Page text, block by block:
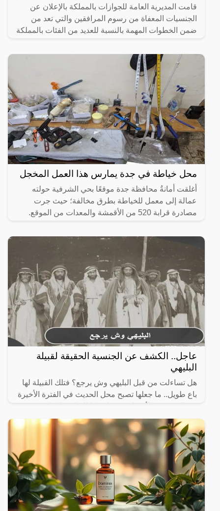
قامت المديرية العامة للجوازات بالمملكة بالإعلان عن
الجنسيات المعفاة من رسوم المرافقين والتي تعد من
ضمن الخطوات المهمة بالنسبة للعديد من الفئات بالمملكة
محل خياطة في جدة يمارس هذا العمل المخجل
أغلقت أمانةُ محافظة جدة موقعًا بحي الشرفية حولته
عمالة إلى معمل للخياطة بطرق مخالفة؛ حيث جرت
مصادرة قرابة 520 من الأقمشة والمعدات من الموقع.
عاجل.. الكشف عن الجنسية الحقيقة لقبيلة
البليهي
هل تساءلت من قبل البليهي وش يرجع؟ فتلك القبيلة لها
باع طويل.. ما جعلها تصبح محل الحديث في الفترة الأخيرة
أهم